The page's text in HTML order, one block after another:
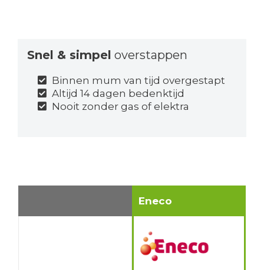
Snel & simpel overstappen
Binnen mum van tijd overgestapt
Altijd 14 dagen bedenktijd
Nooit zonder gas of elektra
Eneco